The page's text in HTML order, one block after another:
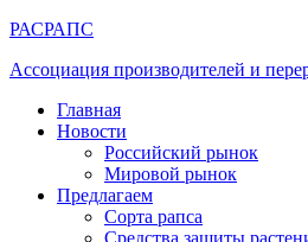
РАСРАПС
Ассоциация производителей и
Главная
Новости
Российский рынок
Мировой рынок
Предлагаем
Сорта рапса
Средства защиты